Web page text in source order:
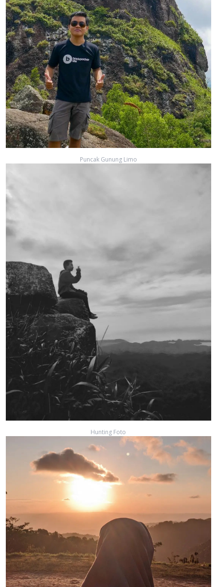
Puncak Gunung Limo
Hunting Foto